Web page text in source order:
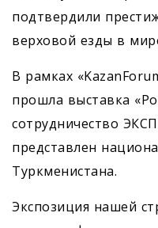
подтвердили
верховой езды в
В рамках
прошла выставка
сотрудничество
представлен
Туркменистана.
Экспозиция нашей